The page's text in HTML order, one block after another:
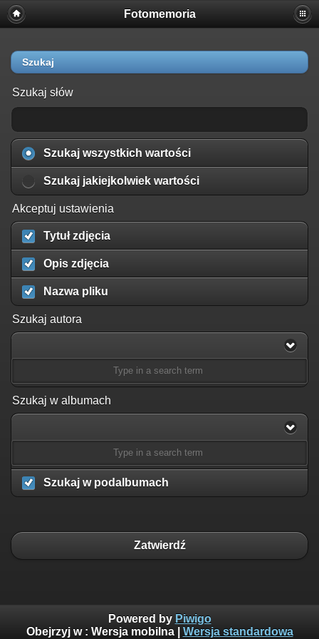
Fotomemoria
Szukaj
Szukaj słów
Szukaj wszystkich wartości
Szukaj jakiejkolwiek wartości
Akceptuj ustawienia
Tytuł zdjęcia
Opis zdjęcia
Nazwa pliku
Szukaj autora
Szukaj w albumach
Szukaj w podalbumach
Zatwierdź
Powered by Piwigo
Obejrzyj w : Wersja mobilna| Wersja standardowa